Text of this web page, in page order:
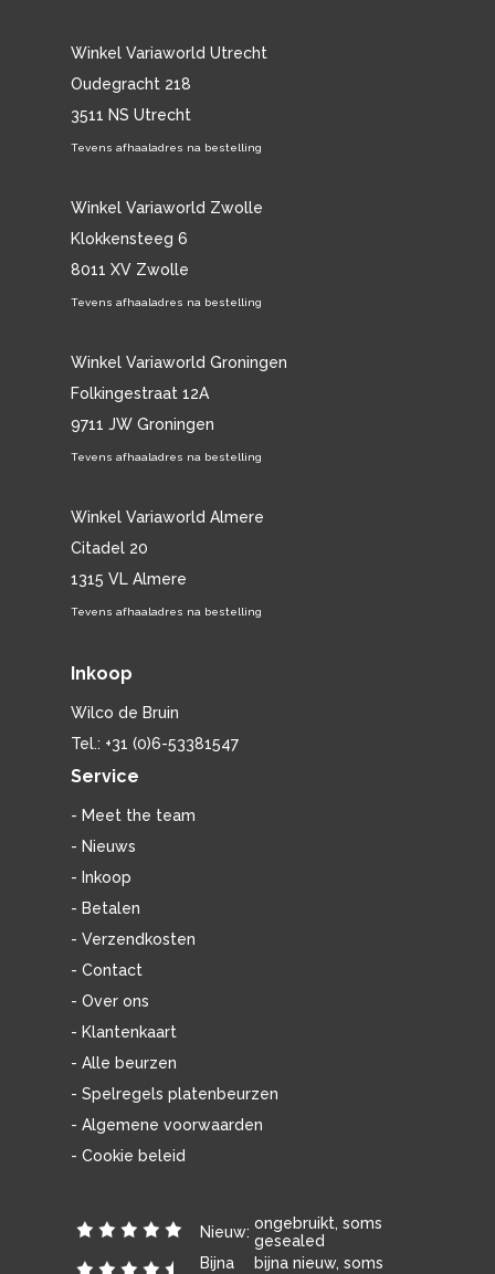
Winkel Variaworld Utrecht
Oudegracht 218
3511 NS Utrecht
Tevens afhaaladres na bestelling
Winkel Variaworld Zwolle
Klokkensteeg 6
8011 XV Zwolle
Tevens afhaaladres na bestelling
Winkel Variaworld Groningen
Folkingestraat 12A
9711 JW Groningen
Tevens afhaaladres na bestelling
Winkel Variaworld Almere
Citadel 20
1315 VL Almere
Tevens afhaaladres na bestelling
Inkoop
Wilco de Bruin
Tel.: +31 (0)6-53381547
Service
- Meet the team
- Nieuws
- Inkoop
- Betalen
- Verzendkosten
- Contact
- Over ons
- Klantenkaart
- Alle beurzen
- Spelregels platenbeurzen
- Algemene voorwaarden
- Cookie beleid
Nieuw: ongebruikt, soms
gesealed
Bijna
bijna nieuw, soms